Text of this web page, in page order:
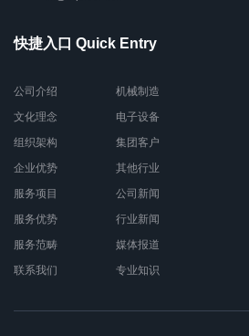
快捷入口 Quick Entry
公司介绍
文化理念
组织架构
企业优势
服务项目
服务优势
服务范畴
联系我们
机械制造
电子设备
集团客户
其他行业
公司新闻
行业新闻
媒体报道
专业知识